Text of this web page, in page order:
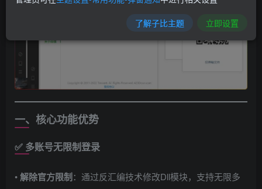
一、核心功能优势
✅ 多账号无限制登录
• ​解除官方限制​：通过反汇编技术修改Dll模块，支持无限多
了解子比主题 立即设置